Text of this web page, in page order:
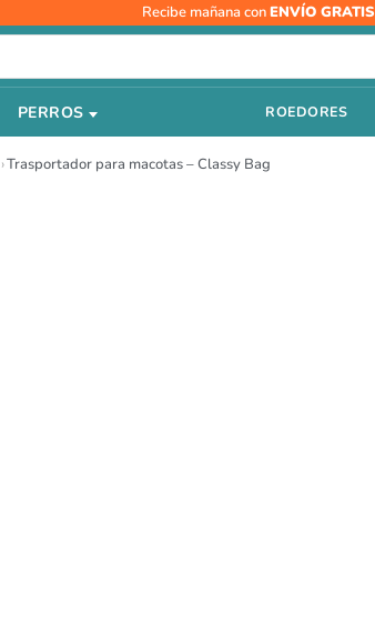
Recibe mañana conENVÍO GRATIS
PERROS ROEDORES
›Trasportador para macotas – Classy Bag